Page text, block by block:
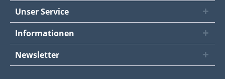
Unser Service
Informationen
Newsletter